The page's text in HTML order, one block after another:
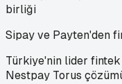
Sipay ve Payten'den
Türkiye'nin lider
Nestpay Torus